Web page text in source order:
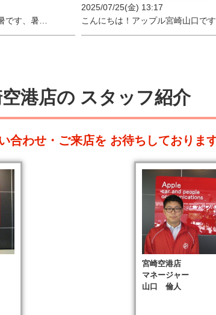
です、暑…
2025/07/25(金) 13:17
こんにちは！アップル宮崎山口で
港店の スタッフ紹介
合わせ・ご来店を お待ちしておりま
宮崎空港店
マネージャー
山口 倫人